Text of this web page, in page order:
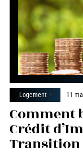
Logement 11
Comment
Crédit
Transition